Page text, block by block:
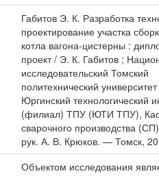
Габитов Э. К. Разработка
проектирование участка
котла вагона-цистерны :
проект / Э. К. Габитов ;
исследовательский Томский
политехнический
Юргинский технологический
(филиал) ТПУ (ЮТИ ТПУ),
сварочного производства
рук. А. В. Крюков. — Томск,
Объектом исследования